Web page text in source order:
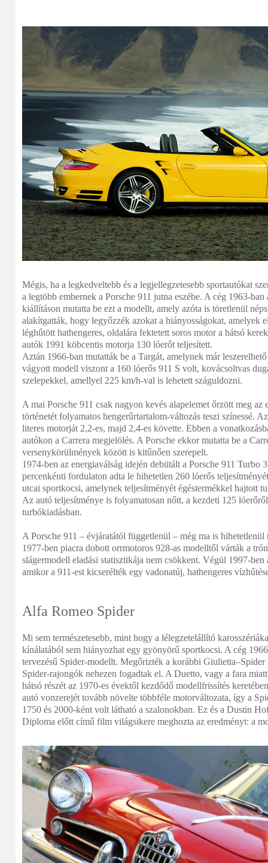
Mégis, ha a legkedveltebb és a legjellegzetesebb sportautókat
a legtöbb embernek a Porsche 911 jutna eszébe. A cég 1963-
kiállításon mutatta be ezt a modellt, amely azóta is töretlenül
alakítgatták, hogy legyőzzék azokat a hiányosságokat, amelyek
léghűtött hathengeres, oldalára fektetett soros motor a hátsó
autók 1991 köbcentis motorja 130 lóerőt teljesített.
Aztán 1966-ban mutatták be a Targát, amelynek már
vágyott modell viszont a 160 lóerős 911 S volt, kovácsoltvas
szelepekkel, amellyel 225 km/h-val is lehetett száguldozni.
A mai Porsche 911 csak nagyon kevés alapelemet őrzött meg
történetét folyamatos hengerűrtartalom-változás teszi színessé.
literes motorját 2,2-es, majd 2,4-es követte. Ebben a
autókon a Carrera megjelölés. A Porsche ekkor mutatta be a
versenykörülmények között is kitűnően szerepelt.
1974-ben az energiaválság idején debütált a Porsche 911 Turbo
percenkénti fordulaton adta le hihetetlen 260 lóerős
utcai sportkocsi, amelynek teljesítményét égéstermékkel hajtott
Az autó teljesítménye is folyamatosan nőtt, a kezdeti 125
turbókiadásban.
A Porsche 911 – évjáratától függetlenül – még ma is hihetetlenül
1977-ben piacra dobott orrmotoros 928-as modelltől várták a
slágermodell eladási statisztikája nem csökkent. Végül 1997-ben
amikor a 911-est kicserélték egy vadonatúj, hathengeres
Alfa Romeo Spider
Mi sem természetesebb, mint hogy a lélegzetelállító
kínálatából sem hiányozhat egy gyönyörű sportkocsi. A cég
tervezésű Spider-modellt. Megőrizték a korábbi
Spider-rajongók nehezen fogadtak el. A Duetto, vagy a fara
hátsó részét az 1970-es évektől kezdődő modellfrissítés
autó vonzerejét tovább növelte többféle motorváltozata, így a
1750 és 2000-ként volt látható a szalonokban. Ez és a Dustin
Diploma előtt című film világsikere meghozta az eredményt: a